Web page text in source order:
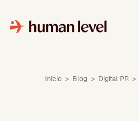
contenido
Inicio > Blog > Digital PR >